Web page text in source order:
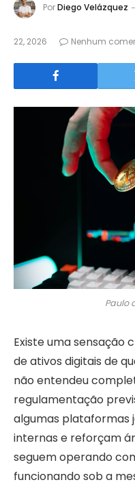
PorDiego Velázquez
22, 2026 Nenhum
Paulo
Existe uma
de ativos digitais de
não entendeu
regulamentação
algumas plataformas
internas e reforçam
seguem operando
funcionando sob a